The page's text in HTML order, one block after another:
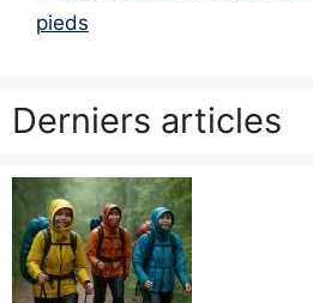
pieds
Derniers articles